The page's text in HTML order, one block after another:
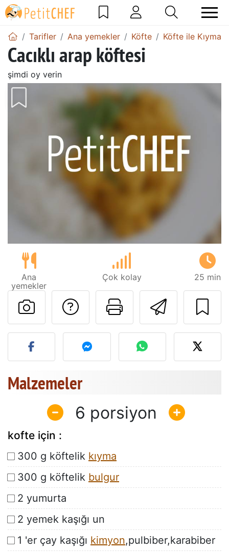
Tarifler Ana yemekler Köfte Köfte ile Kıyma
Cacıklı arap köftesi
şimdi oy verin
Ana
yemekler
Çok kolay 25 min
Bu sayfayı
Tarif sahibine bir
Bu tarifin fotoğrafını
Malzemeler
6
kofte için :
300 g köftelik kıyma
300 g köftelik bulgur
2 yumurta
2 yemek kaşığı un
1 'er çay kaşığı kimyon,pulbiber,karabiber